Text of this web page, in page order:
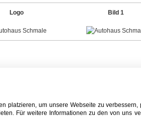
Logo Bild 1
platzieren, um unsere Webseite zu
Für weitere Informationen zu den von uns